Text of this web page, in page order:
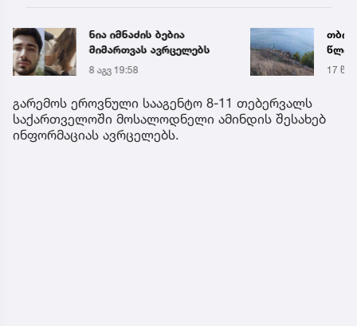
ნია იმნაძის ბებია
მიმართვას ავრცელებს
8 აგვ 19:58
წლის
17
გარემოს ეროვნული სააგენტო 8-11 თებერვალს
საქართველოში მოსალოდნელი ამინდის შესახებ
ინფორმაციას ავრცელებს.